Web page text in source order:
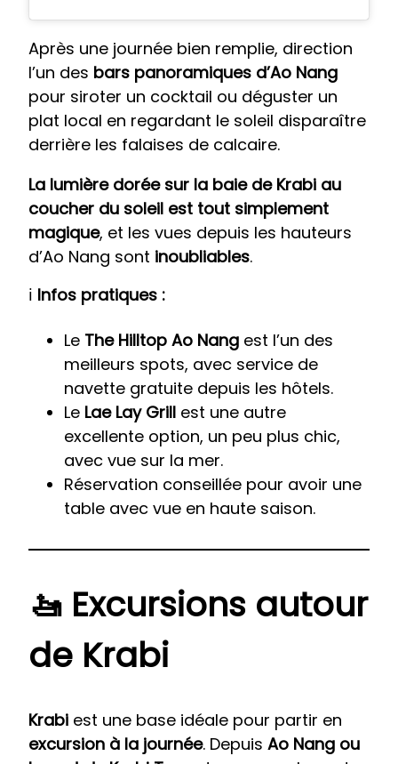
Après une journée bien remplie, direction
l’un des bars panoramiques d’Ao Nang
pour siroter un cocktail ou déguster un
plat local en regardant le soleil disparaître
derrière les falaises de calcaire.
La lumière dorée sur la baie de Krabi au
coucher du soleil est tout simplement
magique, et les vues depuis les hauteurs
d’Ao Nang sont inoubliables.
ℹ️ Infos pratiques :
Le The Hilltop Ao Nang est l’un des
meilleurs spots, avec service de
navette gratuite depuis les hôtels.
Le Lae Lay Grill est une autre
excellente option, un peu plus chic,
avec vue sur la mer.
Réservation conseillée pour avoir une
table avec vue en haute saison.
🚤 Excursions autour
de Krabi
Krabi est une base idéale pour partir en
excursion à la journée. Depuis Ao Nang ou